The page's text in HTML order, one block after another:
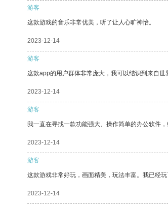
游客
这款游戏的音乐非常优美，听了让人心旷神怡。
2023-12-14
游客
这款app的用户群体非常庞大，我可以结识到来自世
2023-12-14
游客
我一直在寻找一款功能强大、操作简单的办公软件
2023-12-14
游客
这款游戏非常好玩，画面精美，玩法丰富。我已经玩
2023-12-14